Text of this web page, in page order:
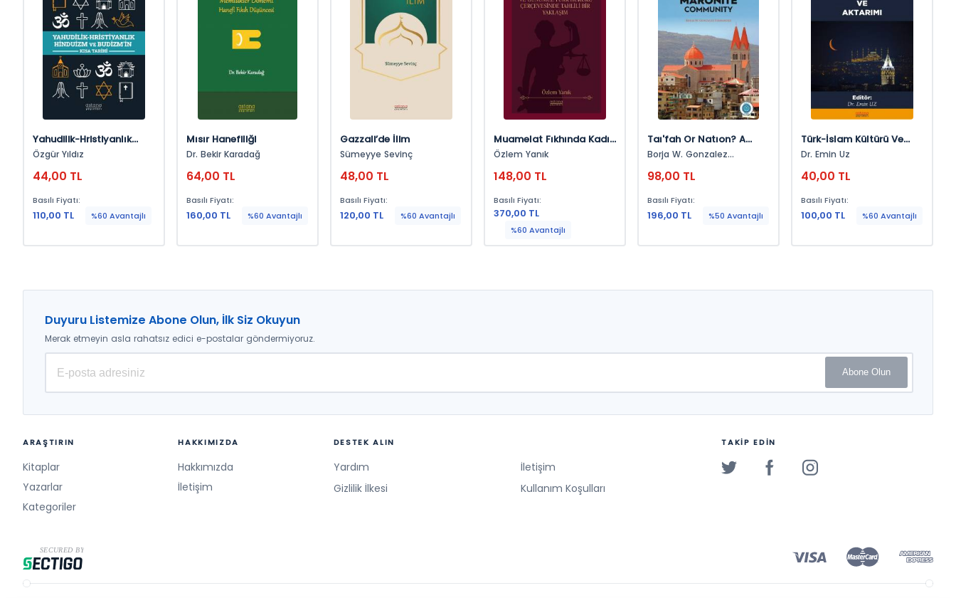
Yahudilik-Hristiyanlık
Hinduizm Ve Budizm’in
Özgür Yıldız
44,00 TL
Basılı Fiyatı:
110,00 TL %60 Avantajlı
Mısır Hanefiliği
Dr. Bekir Karadağ
64,00 TL
Basılı Fiyatı:
160,00 TL %60 Avantajlı
Gazzali’de İlim
Sümeyye Sevinç
48,00 TL
Basılı Fiyatı:
120,00 TL %60 Avantajlı
Muamelat Fıkhında Kadın
Farkı Ve Günümüz Türk
Tahlili Bir Yaklaşım
Özlem Yanık
148,00 TL
Basılı Fiyatı:
370,00 TL
%60 Avantajlı
Taı'fah Or Natıon? A
Polıcıtal Hıstory Of The
Communıty
Borja W. Gonzalez
98,00 TL
Basılı Fiyatı:
196,00 TL %50 Avantajlı
Türk-İslam Kültürü Ve
Aktarımı
Dr. Emin Uz
40,00 TL
Basılı Fiyatı:
100,00 TL %60 Avantajlı
Duyuru Listemize Abone Olun, İlk Siz Okuyun
Merak etmeyin asla rahatsız edici e-postalar göndermiyoruz.
Abone Olun
ARAŞTIRIN
Kitaplar
Yazarlar
Kategoriler
HAKKIMIZDA
Hakkımızda
İletişim
DESTEK ALIN
Yardım
İletişim
Gizlilik İlkesi
Kullanım Koşulları
TAKİP EDİN